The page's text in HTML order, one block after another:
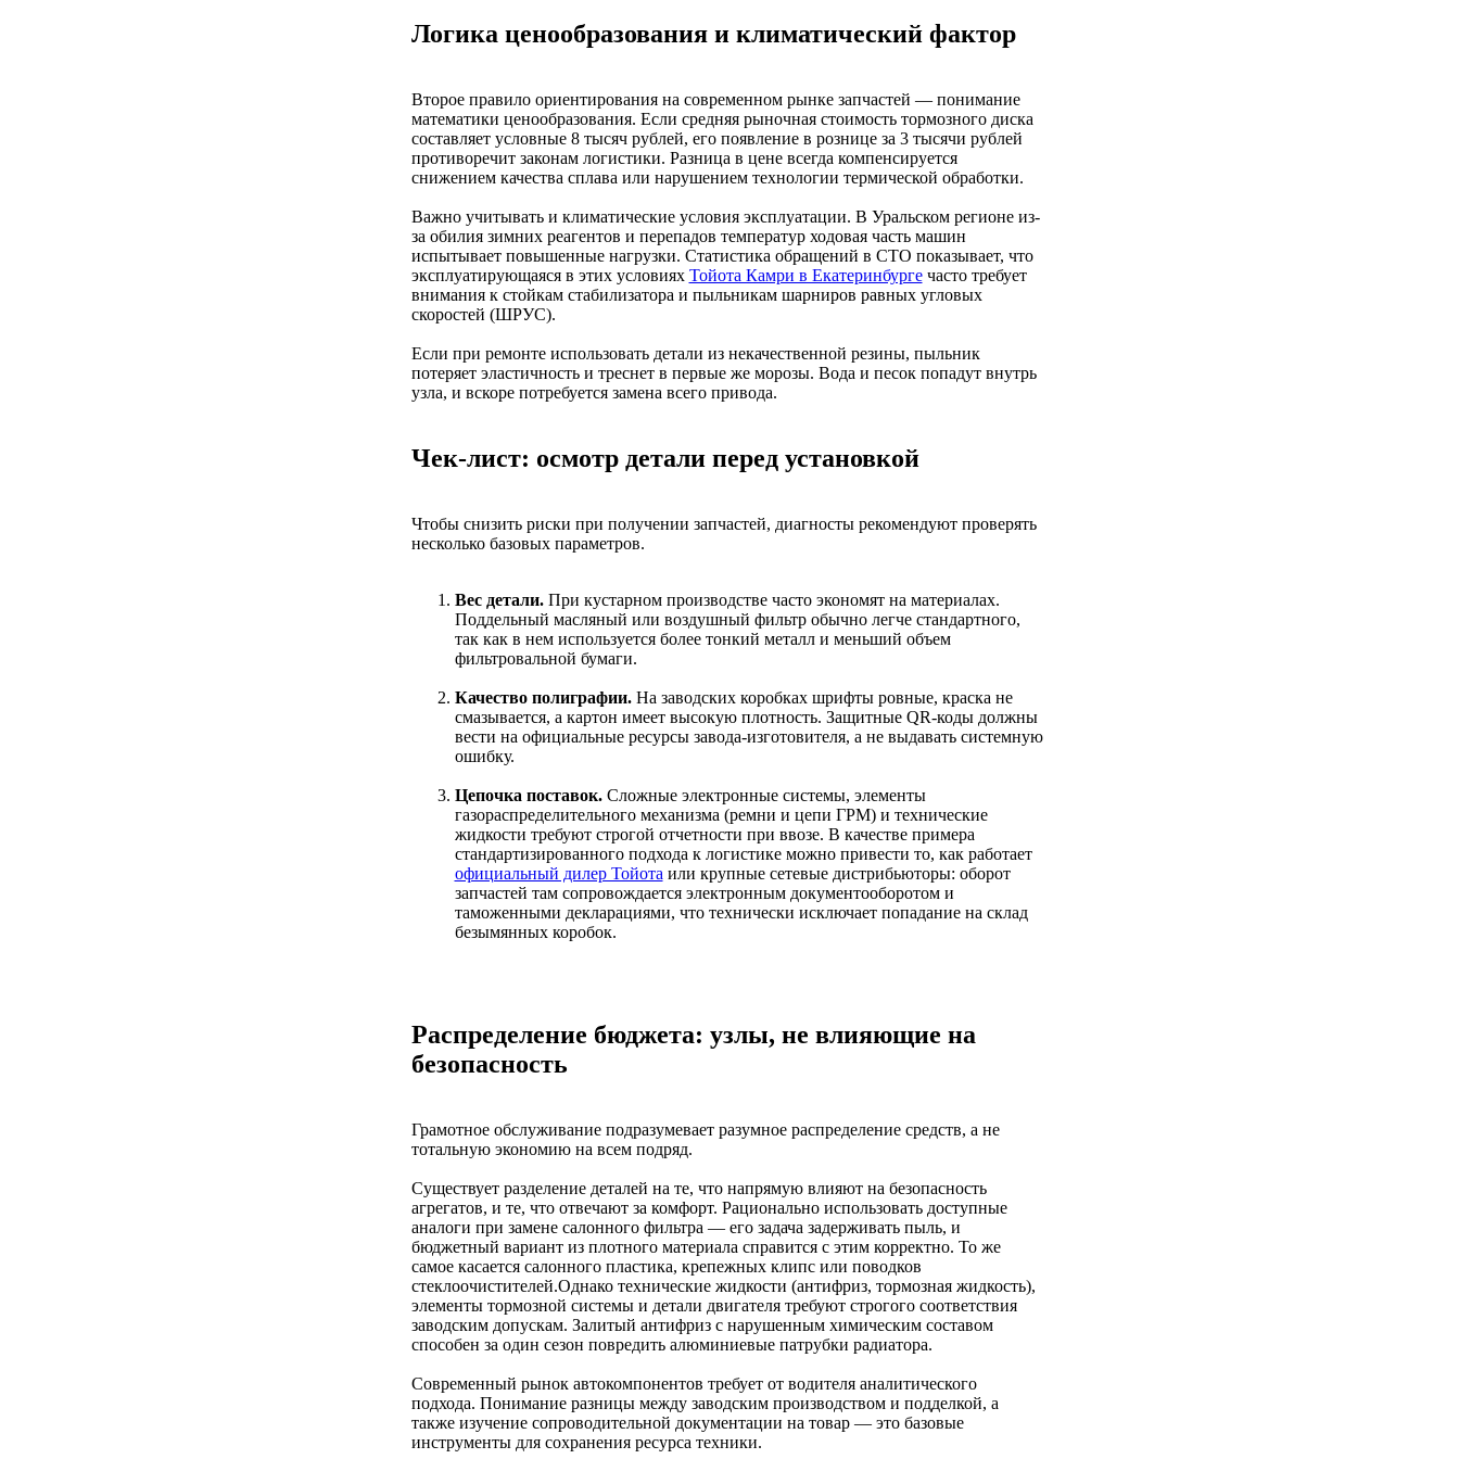
Логика ценообразования и климатический фактор
Второе правило ориентирования на современном рынке запчастей — понимание
математики ценообразования. Если средняя рыночная стоимость тормозного диска
составляет условные 8 тысяч рублей, его появление в рознице за 3 тысячи рублей
противоречит законам логистики. Разница в цене всегда компенсируется
снижением качества сплава или нарушением технологии термической обработки.
Важно учитывать и климатические условия эксплуатации. В Уральском регионе из-
за обилия зимних реагентов и перепадов температур ходовая часть машин
испытывает повышенные нагрузки. Статистика обращений в СТО показывает, что
эксплуатирующаяся в этих условиях Тойота Камри в Екатеринбургечасто требует
внимания к стойкам стабилизатора и пыльникам шарниров равных угловых
скоростей (ШРУС).
Если при ремонте использовать детали из некачественной резины, пыльник
потеряет эластичность и треснет в первые же морозы. Вода и песок попадут внутрь
узла, и вскоре потребуется замена всего привода.
Чек-лист: осмотр детали перед установкой
Чтобы снизить риски при получении запчастей, диагносты рекомендуют проверять
несколько базовых параметров.
Вес детали.При кустарном производстве часто экономят на материалах.
Поддельный масляный или воздушный фильтр обычно легче стандартного,
так как в нем используется более тонкий металл и меньший объем
фильтровальной бумаги.
Качество полиграфии.На заводских коробках шрифты ровные, краска не
смазывается, а картон имеет высокую плотность. Защитные QR-коды должны
вести на официальные ресурсы завода-изготовителя, а не выдавать системную
ошибку.
Цепочка поставок.Сложные электронные системы, элементы
газораспределительного механизма (ремни и цепи ГРМ) и технические
жидкости требуют строгой отчетности при ввозе. В качестве примера
стандартизированного подхода к логистике можно привести то, как работает
официальный дилер Тойота или крупные сетевые дистрибьюторы: оборот
запчастей там сопровождается электронным документооборотом и
таможенными декларациями, что технически исключает попадание на склад
безымянных коробок.
Распределение бюджета: узлы, не влияющие на
безопасность
Грамотное обслуживание подразумевает разумное распределение средств, а не
тотальную экономию на всем подряд.
Существует разделение деталей на те, что напрямую влияют на безопасность
агрегатов, и те, что отвечают за комфорт. Рационально использовать доступные
аналоги при замене салонного фильтра — его задача задерживать пыль, и
бюджетный вариант из плотного материала справится с этим корректно. То же
самое касается салонного пластика, крепежных клипс или поводков
стеклоочистителей.Однако технические жидкости (антифриз, тормозная жидкость),
элементы тормозной системы и детали двигателя требуют строгого соответствия
заводским допускам. Залитый антифриз с нарушенным химическим составом
способен за один сезон повредить алюминиевые патрубки радиатора.
Современный рынок автокомпонентов требует от водителя аналитического
подхода. Понимание разницы между заводским производством и подделкой, а
также изучение сопроводительной документации на товар — это базовые
инструменты для сохранения ресурса техники.